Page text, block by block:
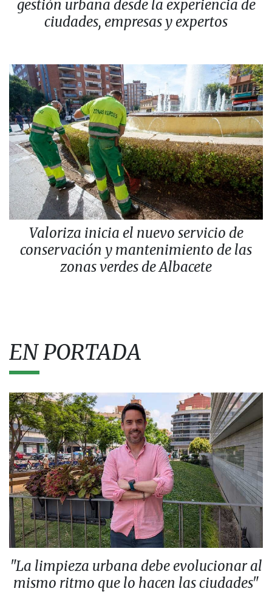
gestión urbana desde la experiencia de
ciudades, empresas y expertos
Valoriza inicia el nuevo servicio de
conservación y mantenimiento de las
zonas verdes de Albacete
EN PORTADA
"La limpieza urbana debe evolucionar al
mismo ritmo que lo hacen las ciudades"